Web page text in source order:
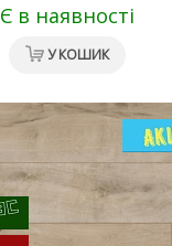
Є в наявності
У КОШИК